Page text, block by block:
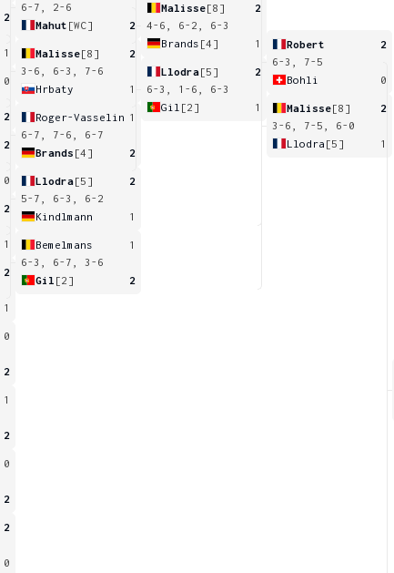
2
1
0
2
2
0
2
1
2
1
0
2
1
2
0
2
2
0
6-7, 2-6
Mahut [WC] 2
Malisse[8]
2
3-6, 6-3, 7-6
Hrbaty
1
Roger-Vasselin 1
6-7, 7-6, 6-7
Brands [4] 2
Llodra[5]
2
5-7, 6-3, 6-2
Kindlmann
1
Bemelmans
1
6-3, 6-7, 3-6
Gil [2] 2
Malisse[8]
2
4-6, 6-2, 6-3
Brands [4] 1
Llodra[5]
2
6-3, 1-6, 6-3
Gil [2] 1
Robert
2
6-3, 7-5
Bohli
0
Malisse[8]
2
3-6, 7-5, 6-0
Llodra [5] 1